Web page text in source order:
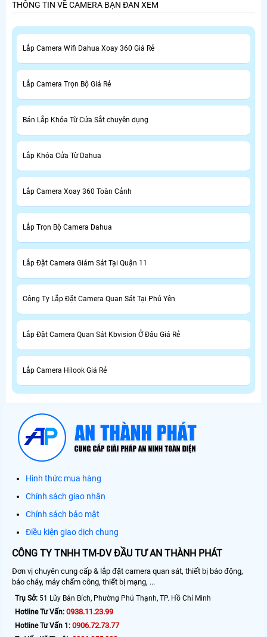
THÔNG TIN VỀ CAMERA BẠN ĐAN XEM
Lắp Camera Wifi Dahua Xoay 360 Giá Rẻ
Lắp Camera Trọn Bộ Giá Rẻ
Bán Lắp Khóa Từ Cửa Sắt chuyên dụng
Lắp Khóa Cửa Từ Dahua
Lắp Camera Xoay 360 Toàn Cảnh
Lắp Trọn Bộ Camera Dahua
Lắp Đặt Camera Giám Sát Tại Quận 11
Công Ty Lắp Đặt Camera Quan Sát Tại Phú Yên
Lắp Đặt Camera Quan Sát Kbvision Ở Đâu Giá Rẻ
Lắp Camera Hilook Giá Rẻ
Hình thức mua hàng
Chính sách giao nhận
Chính sách bảo mật
Điều kiện giao dịch chung
CÔNG TY TNHH TM-DV ĐẦU TƯ AN THÀNH PHÁT
Đơn vị chuyên cung cấp & lắp đặt camera quan sát, thiết bị báo động,
báo cháy, máy chấm công, thiết bị mạng, ...
Trụ Sở: 51 Lũy Bán Bích, Phường Phú Thạnh, TP. Hồ Chí Minh
Hotline Tư Vấn: 0938.11.23.99
Hotline Tư Vấn 1: 0906.72.73.77